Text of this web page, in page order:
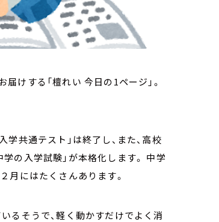
けする「檀れい 今日の1ページ」。
共通テスト」は終了し、また、高校
の入学試験」が本格化します。 中学
月にはたくさんあります。
るそうで、軽く動かすだけでよく消